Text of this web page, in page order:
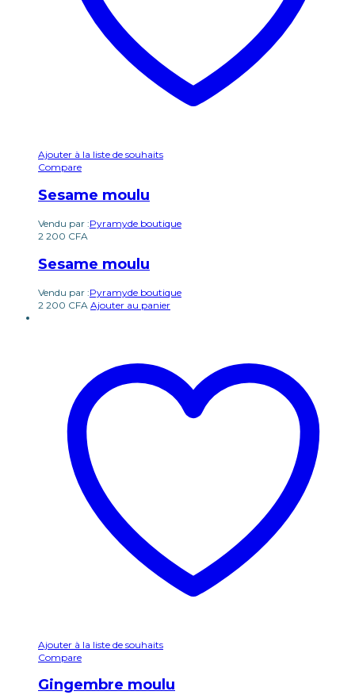
Ajouter à la liste de souhaits
Compare
Sesame moulu
Vendu par :Pyramyde boutique
2 200 CFA
Sesame moulu
Vendu par :Pyramyde boutique
2 200 CFA Ajouter au panier
Ajouter à la liste de souhaits
Compare
Gingembre moulu